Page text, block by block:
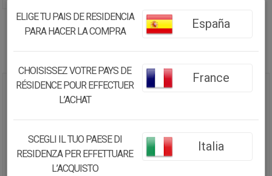
JARRÓN DE METAL GRIS
28.68€
27.25€
ELIGE TU PAIS DE RESIDENCIA
PARA HACER LA COMPRA
España
CHOISISSEZ VOTRE PAYS DE
RÉSIDENCE POUR EFFECTUER
L’ACHAT
France
SCEGLI IL TUO PAESE DI
RESIDENZA PER EFFETTUARE
L’ACQUISTO
Italia